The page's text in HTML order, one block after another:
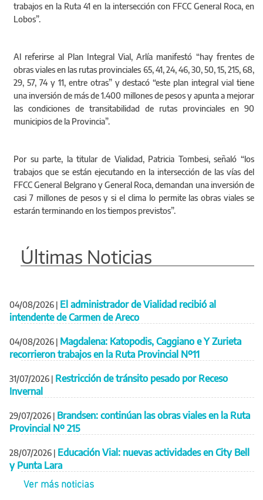
trabajos en la Ruta 41 en la intersección con FFCC General Roca, en
Lobos”.
Al referirse al Plan Integral Vial, Arlía manifestó “hay frentes de
obras viales en las rutas provinciales 65, 41, 24, 46, 30, 50, 15, 215, 68,
29, 57, 74 y 11, entre otras” y destacó “este plan integral vial tiene
una inversión de más de 1.400 millones de pesos y apunta a mejorar
las condiciones de transitabilidad de rutas provinciales en 90
municipios de la Provincia”.
Por su parte, la titular de Vialidad, Patricia Tombesi, señaló “los
trabajos que se están ejecutando en la intersección de las vías del
FFCC General Belgrano y General Roca, demandan una inversión de
casi 7 millones de pesos y si el clima lo permite las obras viales se
estarán terminando en los tiempos previstos”.
Últimas Noticias
04/08/2026 | El administrador de Vialidad recibió al
intendente de Carmen de Areco
04/08/2026 | Magdalena: Katopodis, Caggiano e Y Zurieta
recorrieron trabajos en la Ruta Provincial Nº11
31/07/2026 | Restricción de tránsito pesado por Receso
Invernal
29/07/2026 | Brandsen: continúan las obras viales en la Ruta
Provincial Nº 215
28/07/2026 | Educación Vial: nuevas actividades en City Bell
y Punta Lara
Ver más noticias